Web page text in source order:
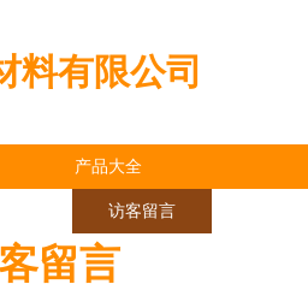
料有限公司
产品大全
访客留言
留言